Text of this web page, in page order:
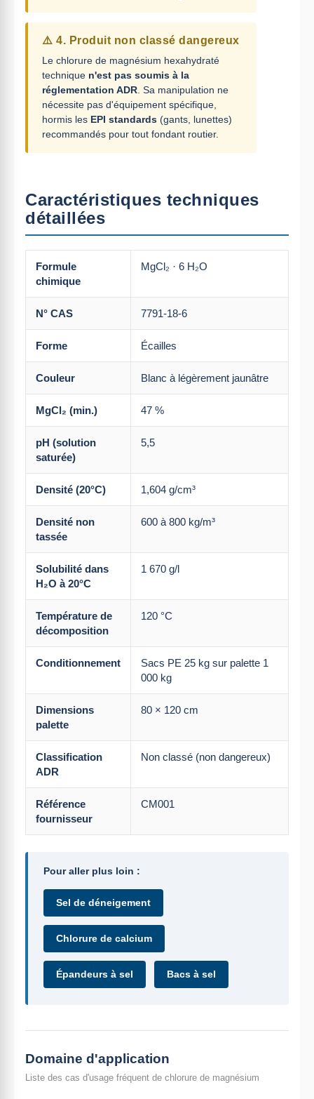
⚠️ 4. Produit non classé dangereux
Le chlorure de magnésium hexahydraté
technique n'est pas soumis à la
réglementation ADR . Sa manipulation ne
nécessite pas d'équipement spécifique,
hormis les EPI standards (gants, lunettes)
recommandés pour tout fondant routier.
Caractéristiques techniques
détaillées
Formule
chimique
MgCl₂ · 6 H₂O
N° CAS 7791-18-6
Forme Écailles
Couleur Blanc à légèrement jaunâtre
MgCl₂ (min.) 47 %
pH (solution
saturée)
5,5
Densité (20°C) 1,604 g/cm³
Densité non
tassée
600 à 800 kg/m³
Solubilité dans
H₂O à 20°C
1 670 g/l
Température de
décomposition
120 °C
Conditionnement
Sacs PE 25 kg sur palette 1
000 kg
Dimensions
palette
80 × 120 cm
Classification
ADR
Non classé (non dangereux)
Référence
fournisseur
CM001
Pour aller plus loin :
Sel de déneigement
Chlorure de calcium
Épandeurs à sel Bacs à sel
Domaine d'application
Liste des cas d'usage fréquent de chlorure de magnésium